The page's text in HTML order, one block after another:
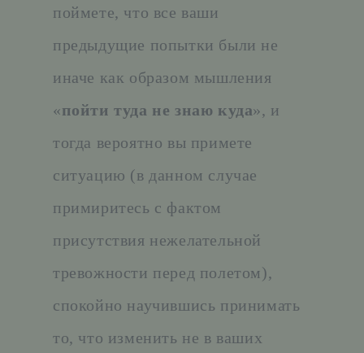
поймете, что все ваши
предыдущие попытки были не
иначе как образом мышления
«пойти туда не знаю куда», и
тогда вероятно вы примете
ситуацию (в данном случае
примиритесь с фактом
присутствия нежелательной
тревожности перед полетом),
спокойно научившись принимать
то, что изменить не в ваших